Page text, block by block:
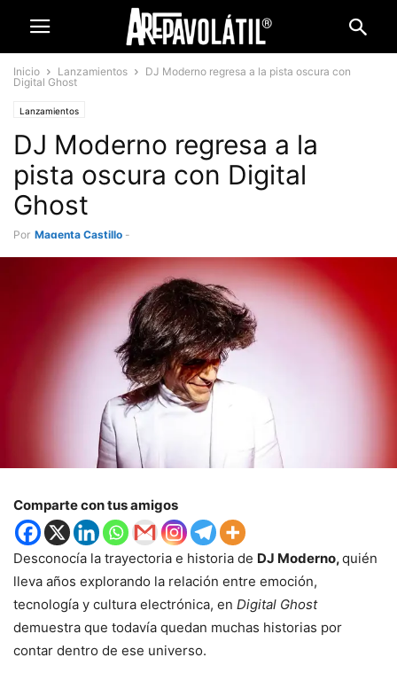
Inicio Lanzamientos
DJ Moderno regresa a la pista oscura con
Digital Ghost
Lanzamientos
DJ Moderno regresa a la
pista oscura con Digital
Ghost
Por Magenta Castillo -
Comparte con tus amigos
Desconocía la trayectoria e historia de DJ Moderno,quién
lleva años explorando la relación entre emoción,
tecnología y cultura electrónica, en Digital Ghost
demuestra que todavía quedan muchas historias por
contar dentro de ese universo.